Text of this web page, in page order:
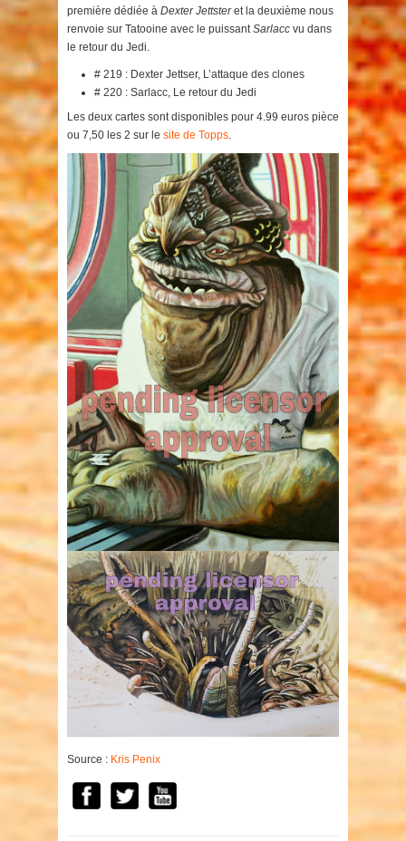
première dédiée à Dexter Jettsteret la deuxième nous
renvoie sur Tatooine avec le puissantSarlacc vu dans
le retour du Jedi.
# 219 : Dexter Jettser, L’attaque des clones
# 220 : Sarlacc, Le retour du Jedi
Les deux cartes sont disponibles pour 4.99 euros pièce
ou 7,50 les 2 sur le site de Topps.
Source : Kris Penix